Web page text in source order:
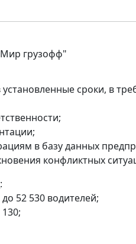
грузофф"
сроки, в
в базу данных
конфликтных
52 530 водителей;